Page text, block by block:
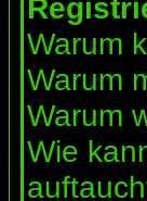
Warum
Warum
Warum
Wie